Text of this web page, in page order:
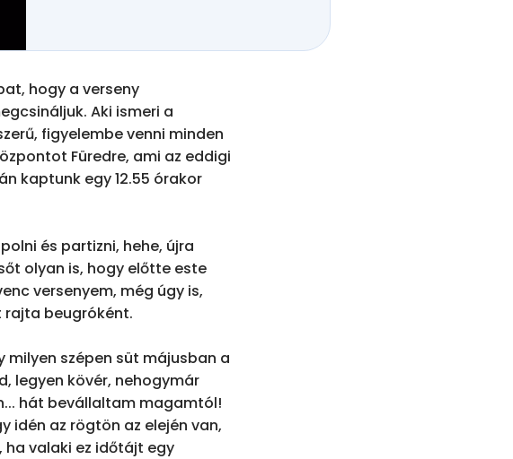
hogy a verseny
Aki ismeri a
figyelembe venni minden
Füredre, ami az eddigi
kaptunk egy 12.55 órakor
és partizni, hehe, újra
olyan is, hogy előtte este
versenyem, még úgy is,
rajta beugróként.
milyen szépen süt májusban a
legyen kövér, nehogymár
hát bevállaltam magamtól!
idén az rögtön az elején van,
ha valaki ez időtájt egy